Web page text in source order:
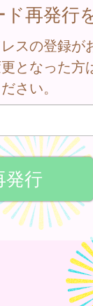
再発行
スの登録
更となった
さい。